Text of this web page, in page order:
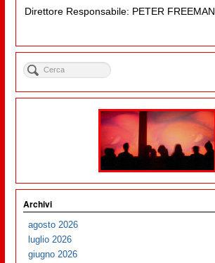
Direttore Responsabile: PETER FREEMAN
Archivi
agosto 2026
luglio 2026
giugno 2026